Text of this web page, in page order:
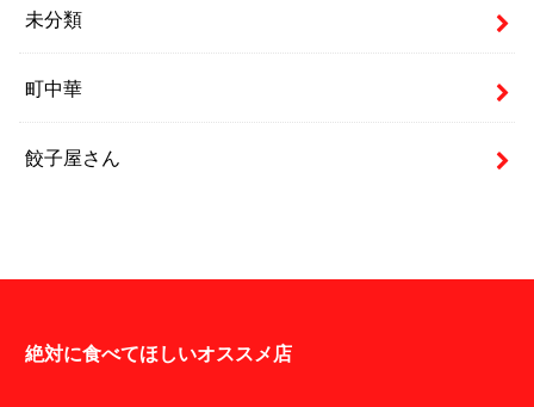
未分類
町中華
餃子屋さん
絶対に食べてほしいオススメ店